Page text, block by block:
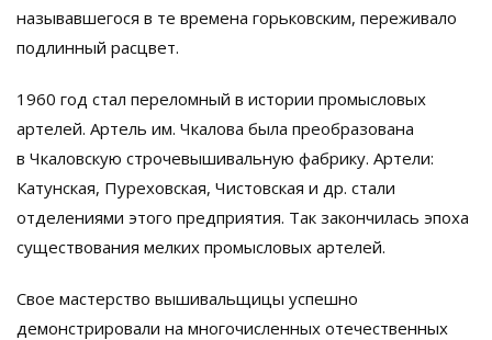
называвшегося в те времена горьковским, переживало
подлинный расцвет.
1960 год стал переломный в истории промысловых
артелей. Артель им. Чкалова была преобразована
в Чкаловскую строчевышивальную фабрику. Артели:
Катунская, Пуреховская, Чистовская и др. стали
отделениями этого предприятия. Так закончилась эпоха
существования мелких промысловых артелей.
Свое мастерство вышивальщицы успешно
демонстрировали на многочисленных отечественных